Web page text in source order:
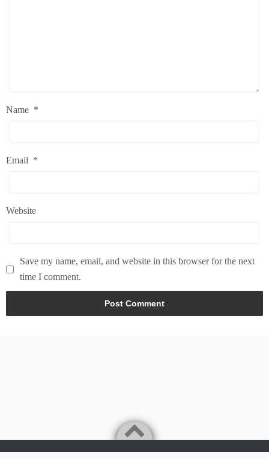
Name *
Email *
Website
Save my name, email, and website in this browser for the next
time I comment.